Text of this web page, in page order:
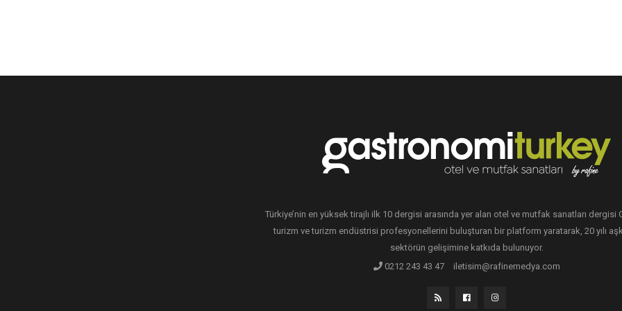
Türkiye’nin en yüksek tirajlı ilk 10 dergisi arasında yer alan otel ve mutfak sanatları dergisi
turizm ve turizm endüstrisi profesyonellerini buluşturan bir platform yaratarak, 20 yılı
sektörün gelişimine katkıda bulunuyor.
0212 243 43 47
iletisim@rafinemedya.com